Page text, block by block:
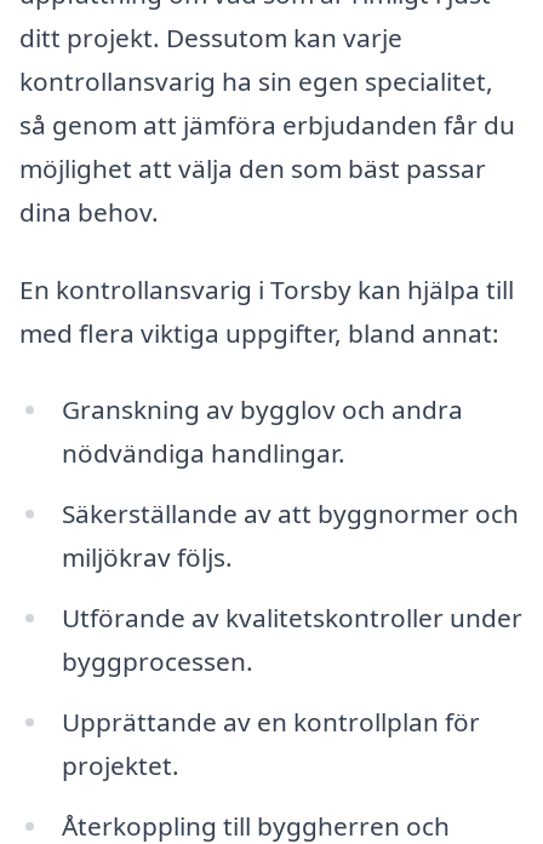
ditt projekt. Dessutom kan varje
kontrollansvarig ha sin egen specialitet,
så genom att jämföra erbjudanden får du
möjlighet att välja den som bäst passar
dina behov.
En kontrollansvarig i Torsby kan hjälpa till
med flera viktiga uppgifter, bland annat:
Granskning av bygglov och andra
nödvändiga handlingar.
Säkerställande av att byggnormer och
miljökrav följs.
Utförande av kvalitetskontroller under
byggprocessen.
Upprättande av en kontrollplan för
projektet.
Återkoppling till byggherren och